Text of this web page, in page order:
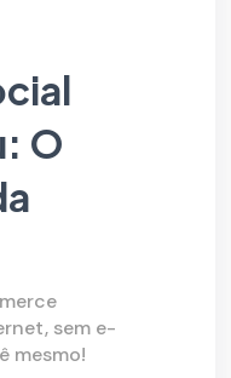
O
sem e-
mesmo!